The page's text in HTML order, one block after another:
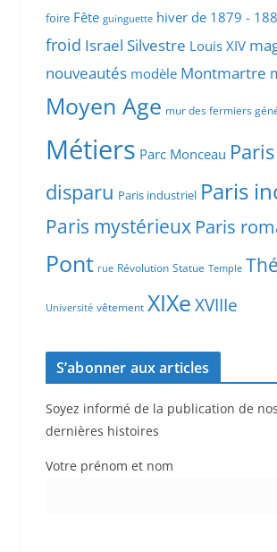
foire Fête guinguette hiver de 1879 -
froid Israel Silvestre Louis XIV
nouveautés modèle Montmartre
Moyen Age mur des fermiers
Métiers Parc Monceau Paris
disparu Paris industriel Paris
Paris mystérieux Paris
Pont rue Révolution Statue Temple
Université vêtement XIXeXVIIIe
S’abonner aux articles
Soyez informé de la publication de nos
dernières histoires
Votre prénom et nom